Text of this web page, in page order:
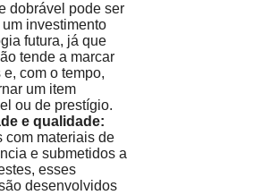
dobrável pode ser
investimento
futura, já que
tende a marcar
com o tempo,
um item
ou de prestígio.
e qualidade:
com materiais de
e submetidos a
esses
desenvolvidos